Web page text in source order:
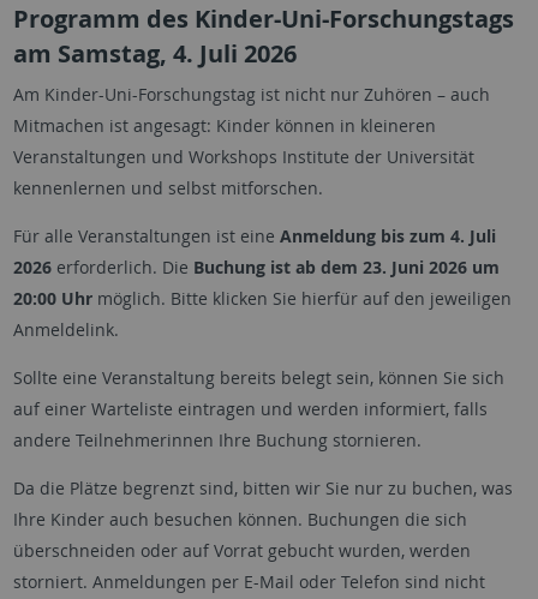
Programm des Kinder-Uni-Forschungstags
am Samstag, 4. Juli 2026
Am Kinder-Uni-Forschungstag ist nicht nur Zuhören – auch
Mitmachen ist angesagt: Kinder können in kleineren
Veranstaltungen und Workshops Institute der Universität
kennenlernen und selbst mitforschen.
Für alle Veranstaltungen ist eine Anmeldung bis zum 4. Juli
2026 erforderlich. Die Buchung ist ab dem 23. Juni 2026 um
20:00 Uhr möglich. Bitte klicken Sie hierfür auf den jeweiligen
Anmeldelink.
Sollte eine Veranstaltung bereits belegt sein, können Sie sich
auf einer Warteliste eintragen und werden informiert, falls
andere Teilnehmerinnen Ihre Buchung stornieren.
Da die Plätze begrenzt sind, bitten wir Sie nur zu buchen, was
Ihre Kinder auch besuchen können. Buchungen die sich
überschneiden oder auf Vorrat gebucht wurden, werden
storniert. Anmeldungen per E-Mail oder Telefon sind nicht